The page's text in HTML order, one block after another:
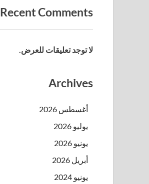
Recent Comments
لا توجد تعليقات للعرض.
Archives
أغسطس 2026
يوليو 2026
يونيو 2026
أبريل 2026
يونيو 2024